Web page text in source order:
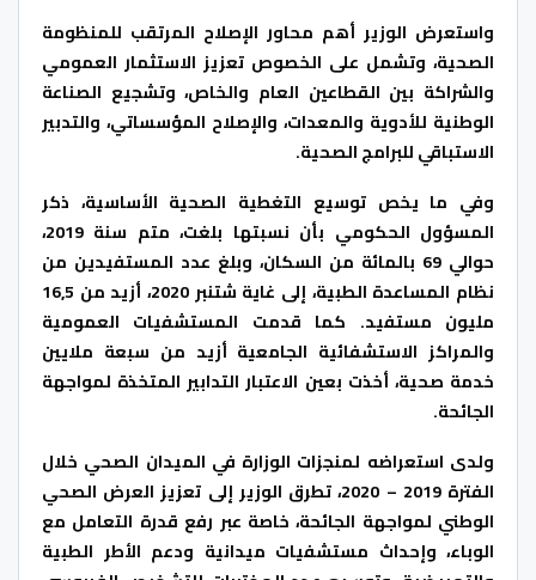
واستعرض الوزير أهم محاور الإصلاح المرتقب للمنظومة
الصحية، وتشمل على الخصوص تعزيز الاستثمار العمومي
والشراكة بين القطاعين العام والخاص، وتشجيع الصناعة
الوطنية للأدوية والمعدات، والإصلاح المؤسساتي، والتدبير
الاستباقي للبرامج الصحية.
وفي ما يخص توسيع التغطية الصحية الأساسية، ذكر
المسؤول الحكومي بأن نسبتها بلغت، متم سنة 2019،
حوالي 69 بالمائة من السكان، وبلغ عدد المستفيدين من
نظام المساعدة الطبية، إلى غاية شتنبر 2020، أزيد من 16,5
مليون مستفيد. كما قدمت المستشفيات العمومية
والمراكز الاستشفائية الجامعية أزيد من سبعة ملايين
خدمة صحية، أخذت بعين الاعتبار التدابير المتخذة لمواجهة
الجائحة.
ولدى استعراضه لمنجزات الوزارة في الميدان الصحي خلال
الفترة 2019 – 2020، تطرق الوزير إلى تعزيز العرض الصحي
الوطني لمواجهة الجائحة، خاصة عبر رفع قدرة التعامل مع
الوباء، وإحداث مستشفيات ميدانية ودعم الأطر الطبية